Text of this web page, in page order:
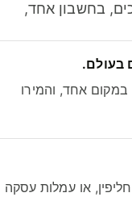
בחשבון אחד,
אחד, והמירו
או עמלות עסקה